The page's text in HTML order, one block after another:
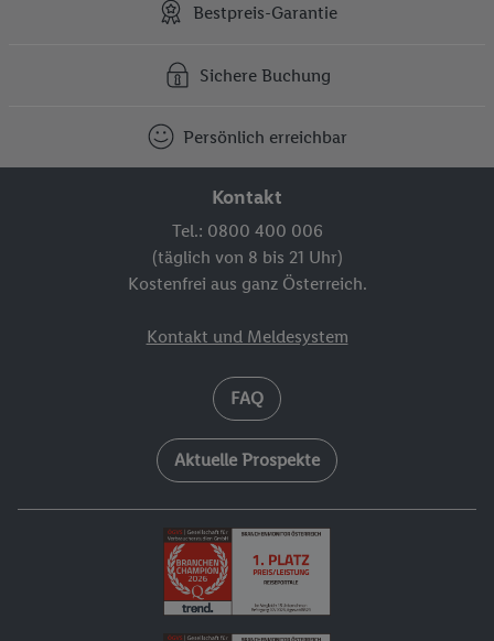
Bestpreis-Garantie
Sichere Buchung
Persönlich erreichbar
Kontakt
Tel.: 0800 400 006
(täglich von 8 bis 21 Uhr)
Kostenfrei aus ganz Österreich.
Kontakt und Meldesystem
FAQ
Aktuelle Prospekte